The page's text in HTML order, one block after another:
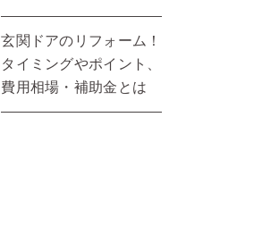
玄関ドアのリフォーム！
タイミングやポイント、
費用相場・補助金とは